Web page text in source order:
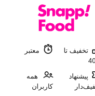
تخفیف تا
معتبر
پیشنهاد
همه
کاربران